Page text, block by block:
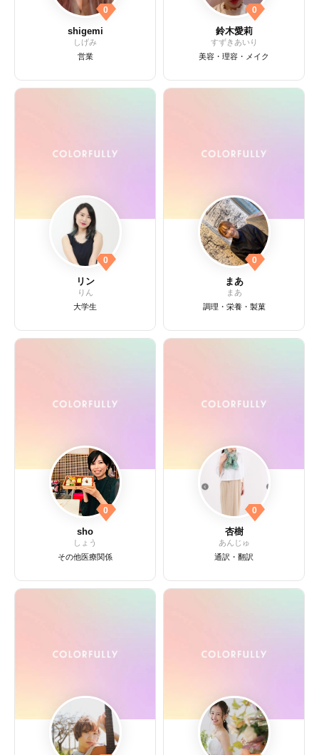
0
shigemi
しげみ
営業
0
鈴木愛莉
すずきあいり
美容・理容・メイク
0
リン
りん
大学生
0
まあ
まあ
調理・栄養・製菓
0
sho
しょう
その他医療関係
0
杏樹
あんじゅ
通訳・翻訳